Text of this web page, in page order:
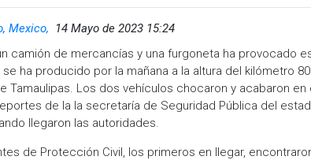
Mexico,
14 Mayo de 2023 15:24
camión de mercancías y una furgoneta ha provocado
ha producido por la mañana a la altura del kilómetro
Tamaulipas. Los dos vehículos chocaron y acabaron en
de la la secretaría de Seguridad Pública del
llegaron las autoridades.
de Protección Civil, los primeros en llegar,